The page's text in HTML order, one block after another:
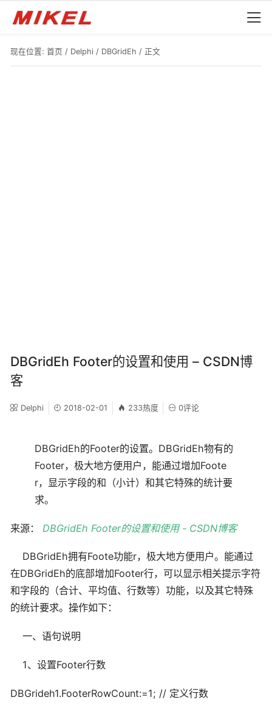
现在位置: 首页 / Delphi / DBGridEh / 正文
DBGridEh Footer的设置和使用 – CSDN博
客
Delphi 2018-02-01 233热度 0评论
DBGridEh的Footer的设置。DBGridEh物有的
Footer，极大地方便用户，能通过增加Foote
r，显示字段的和（小计）和其它特殊的统计要
求。
来源： DBGridEh Footer的设置和使用 - CSDN博客
DBGridEh拥有Foote功能r，极大地方便用户。能通过
在DBGridEh的底部增加Footer行，可以显示相关提示字符
和字段的（合计、平均值、行数等）功能，以及其它特殊
的统计要求。操作如下：
一、语句说明
1、设置Footer行数
DBGrideh1.FooterRowCount:=1; // 定义行数